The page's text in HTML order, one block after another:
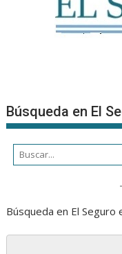
Búsqueda en El
Búsqueda en El Seguro